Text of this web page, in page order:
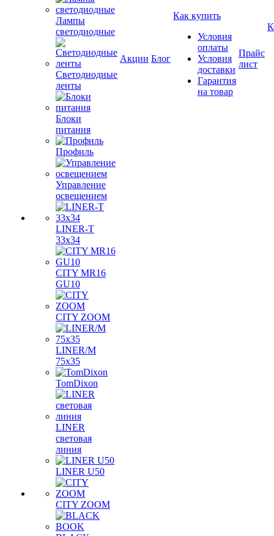
Лампы
светодиодные
Светодиодные
ленты
Блоки
питания
Профиль
Управление
освещением
LINER-T
33x34
CITY MR16
GU10
CITY ZOOM
LINER/M
75х35
TomDixon
LINER
световая
линия
LINER U50
CITY ZOOM
Акции Блог
Как купить
Условия
оплаты
Условия
доставки
Гарантия
на товар
Прайс
лист